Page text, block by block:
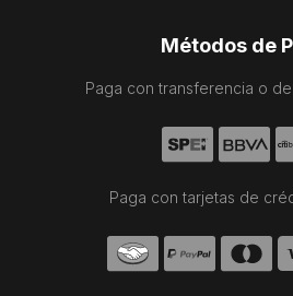
Métodos de
Paga con transferencia o
Paga con tarjetas de